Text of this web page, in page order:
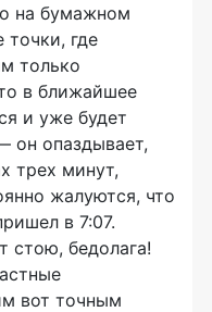
на бумажном
точки, где
только
в ближайшее
и уже будет
он опаздывает,
трех минут,
жалуются, что
в 7:07.
стою, бедолага!
вот точным